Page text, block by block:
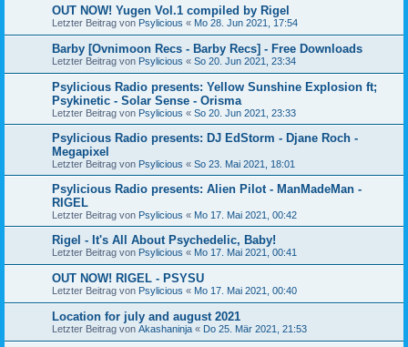
OUT NOW! Yugen Vol.1 compiled by Rigel
Letzter Beitrag von Psylicious « Mo 28. Jun 2021, 17:54
Barby [Ovnimoon Recs - Barby Recs] - Free Downloads
Letzter Beitrag von Psylicious « So 20. Jun 2021, 23:34
Psylicious Radio presents: Yellow Sunshine Explosion ft;
Psykinetic - Solar Sense - Orisma
Letzter Beitrag von Psylicious « So 20. Jun 2021, 23:33
Psylicious Radio presents: DJ EdStorm - Djane Roch -
Megapixel
Letzter Beitrag von Psylicious « So 23. Mai 2021, 18:01
Psylicious Radio presents: Alien Pilot - ManMadeMan -
RIGEL
Letzter Beitrag von Psylicious « Mo 17. Mai 2021, 00:42
Rigel - It's All About Psychedelic, Baby!
Letzter Beitrag von Psylicious « Mo 17. Mai 2021, 00:41
OUT NOW! RIGEL - PSYSU
Letzter Beitrag von Psylicious « Mo 17. Mai 2021, 00:40
Location for july and august 2021
Letzter Beitrag von Akashaninja « Do 25. Mär 2021, 21:53